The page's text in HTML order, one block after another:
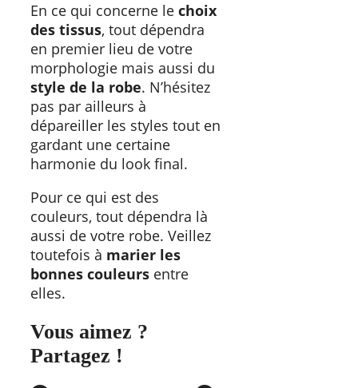
En ce qui concerne le choix
des tissus, tout dépendra
en premier lieu de votre
morphologie mais aussi du
style de la robe. N’hésitez
pas par ailleurs à
dépareiller les styles tout en
gardant une certaine
harmonie du look final.
Pour ce qui est des
couleurs, tout dépendra là
aussi de votre robe. Veillez
toutefois à marier les
bonnes couleurs entre
elles.
Vous aimez ?
Partagez !